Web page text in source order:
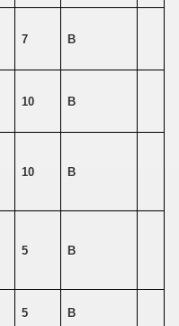
7 В
10 В
10 В
5 В
5 В